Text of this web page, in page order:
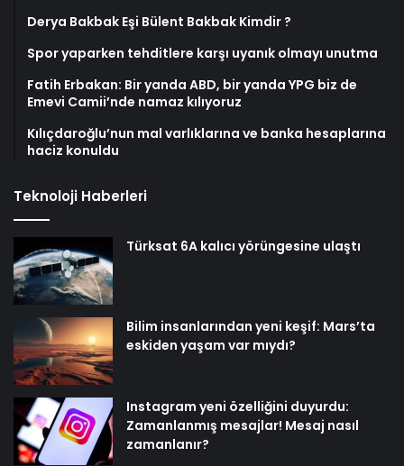
Derya Bakbak Eşi Bülent Bakbak Kimdir ?
Spor yaparken tehditlere karşı uyanık olmayı unutma
Fatih Erbakan: Bir yanda ABD, bir yanda YPG biz de
Emevi Camii’nde namaz kılıyoruz
Kılıçdaroğlu’nun mal varlıklarına ve banka hesaplarına
haciz konuldu
Teknoloji Haberleri
Türksat 6A kalıcı yörüngesine ulaştı
Bilim insanlarından yeni keşif: Mars’ta
eskiden yaşam var mıydı?
Instagram yeni özelliğini duyurdu:
Zamanlanmış mesajlar! Mesaj nasıl
zamanlanır?